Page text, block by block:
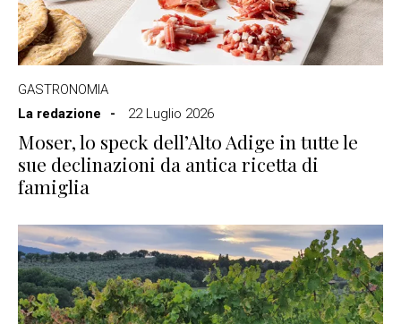
GASTRONOMIA
La redazione
22 Luglio 2026
Moser, lo speck dell’Alto Adige in tutte le
sue declinazioni da antica ricetta di
famiglia